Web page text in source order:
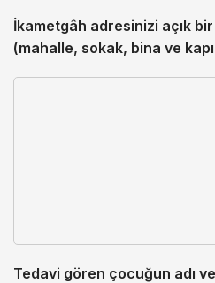
İkametgâh adresinizi açık bir
(mahalle, sokak, bina ve
Tedavi gören çocuğun adı